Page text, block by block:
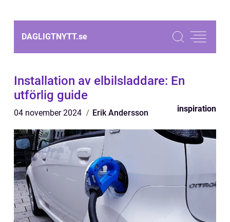
DAGLIGTNYTT.se
Installation av elbilsladdare: En
utförlig guide
04 november 2024 Erik Andersson inspiration